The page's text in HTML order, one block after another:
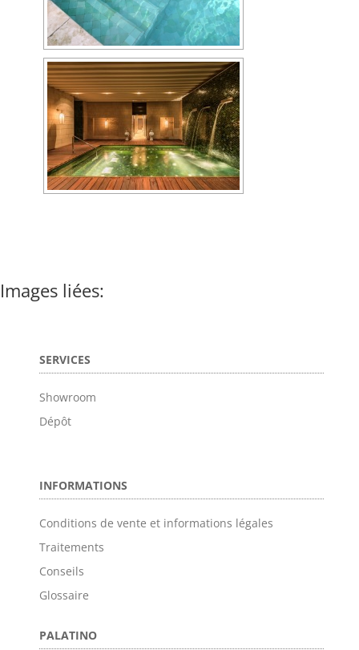
Images liées:
SERVICES
Showroom
Dépôt
INFORMATIONS
Conditions de vente et informations légales
Traitements
Conseils
Glossaire
PALATINO